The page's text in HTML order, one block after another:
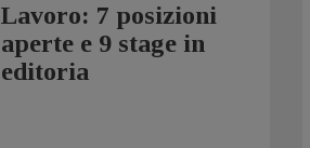
Lavoro: 7 posizioni
aperte e 9 stage in
editoria